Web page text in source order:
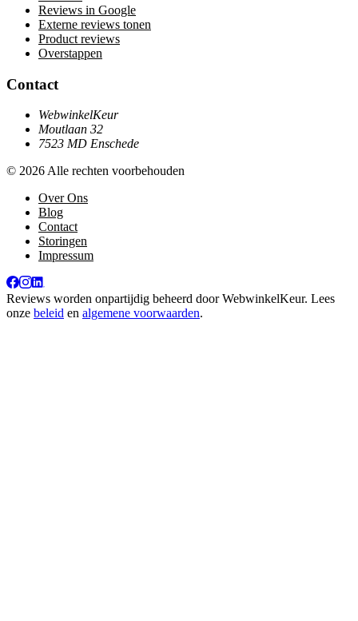
Reviews in Google
Externe reviews tonen
Product reviews
Overstappen
Contact
WebwinkelKeur
Moutlaan 32
7523 MD Enschede
© 2026 Alle rechten voorbehouden
Over Ons
Blog
Contact
Storingen
Impressum
Reviews worden onpartijdig beheerd doorWebwinkelKeur. Lees
onze beleid en algemene voorwaarden.